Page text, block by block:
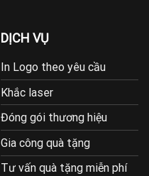
DỊCH VỤ
In Logo theo yêu cầu
Khắc laser
Đóng gói thương hiệu
Gia công quà tặng
Tư vấn quà tặng miễn phí